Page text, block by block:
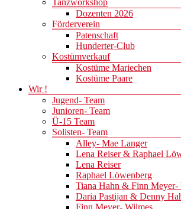
Tanzworkshop
Dozenten 2026
Förderverein
Patenschaft
Hunderter-Club
Kostümverkauf
Kostüme Mariechen
Kostüme Paare
Wir !
Jugend- Team
Junioren- Team
Ü-15 Team
Solisten- Team
Alley- Mae Langer
Lena Reiser & Raphael
Lena Reiser
Raphael Löwenberg
Tiana Hahn & Finn Meyer-
Daria Pastijan & Denny